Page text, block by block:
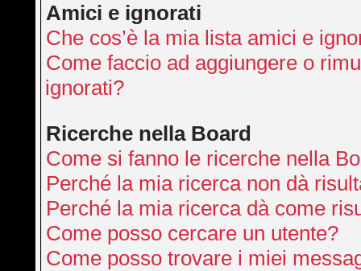
Amici e ignorati
Che cos’è la mia lista amici e
Come faccio ad aggiungere o
ignorati?
Ricerche nella Board
Come si fanno le ricerche nella
Perché la mia ricerca non dà
Perché la mia ricerca dà come
Come posso cercare un utente?
Come posso trovare i miei